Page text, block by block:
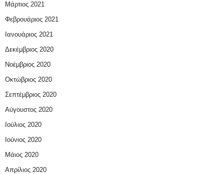
Μάρτιος 2021
Φεβρουάριος 2021
Ιανουάριος 2021
Δεκέμβριος 2020
Νοέμβριος 2020
Οκτώβριος 2020
Σεπτέμβριος 2020
Αύγουστος 2020
Ιούλιος 2020
Ιούνιος 2020
Μάιος 2020
Απρίλιος 2020